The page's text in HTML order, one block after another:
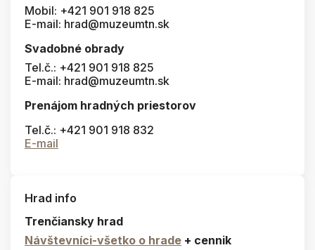
Mobil: +421 901 918 825
E-mail: hrad@muzeumtn.sk
Svadobné obrady
Tel.č.: +421 901 918 825
E-mail: hrad@muzeumtn.sk
Prenájom hradných priestorov
Tel.č.: +421 901 918 832
E-mail
Hrad info
Trenčiansky hrad
Návštevníci-všetko o hrade + cennik